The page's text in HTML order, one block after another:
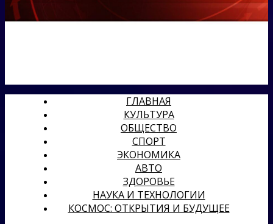
ГЛАВНАЯ
КУЛЬТУРА
ОБЩЕСТВО
СПОРТ
ЭКОНОМИКА
АВТО
ЗДОРОВЬЕ
НАУКА И ТЕХНОЛОГИИ
КОСМОС: ОТКРЫТИЯ И БУДУЩЕЕ